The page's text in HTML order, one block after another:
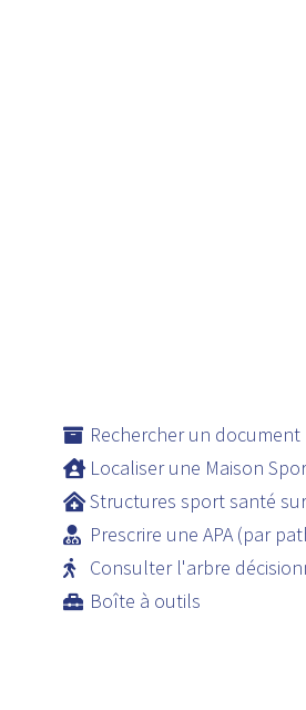
Rechercher un document
Localiser une Maison
Structures sport santé
Prescrire une APA (par
Consulter l'arbre
Boîte à outils